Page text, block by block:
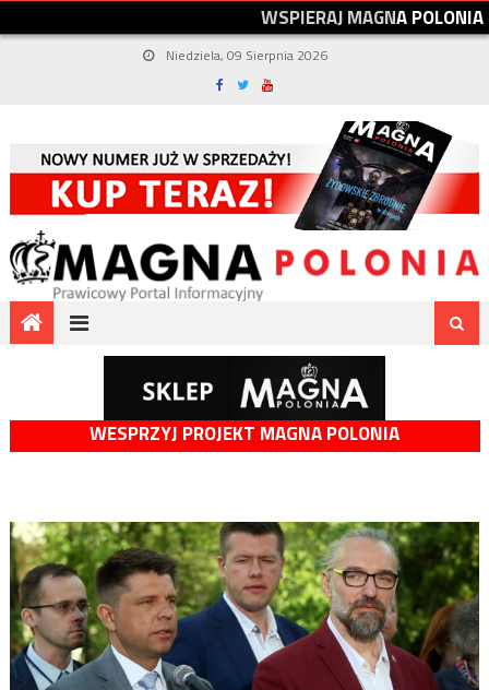
WSPIERAJMAGNAPOLONIA
Niedziela, 09 Sierpnia 2026
WESPRZYJ PROJEKT MAGNA POLONIA